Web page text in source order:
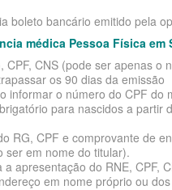
boleto bancário emitido pela
médica Pessoa Física em
CPF, CNS (pode ser apenas o
os 90 dias da emissão
informar o número do CPF
para nascidos a partir
RG, CPF e comprovante de
ser em nome do titular).
apresentação do RNE, CPF,
em nome próprio ou